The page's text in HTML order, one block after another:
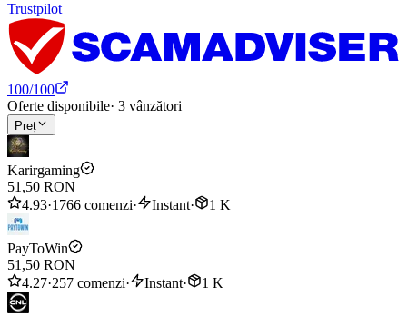
Trustpilot
100/100
Oferte disponibile· 3 vânzători
Preț
Karirgaming
51,50 RON
4.93·1766 comenzi· Instant· 1 K
PayToWin
51,50 RON
4.27·257 comenzi· Instant· 1 K